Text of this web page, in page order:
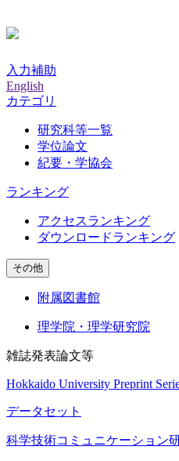
入力補助
English
カテゴリ
研究科等一覧
学位論文
紀要・学協会
ランキング
アクセスランキング
ダウンロードランキング
その他
附属図書館
理学院・理学研究院
雑誌発表論文等
Hokkaido University Preprint
データセット
科学技術コミュニケーション